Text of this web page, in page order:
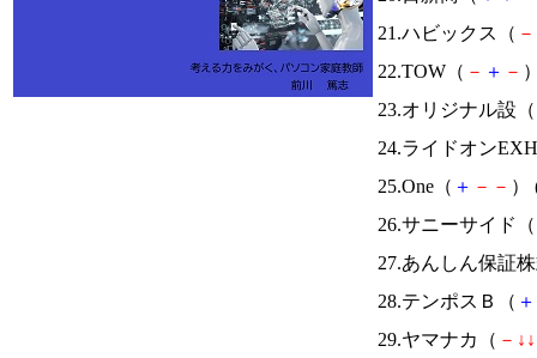
21.ハビックス（ －
22.TOW（ － ＋ －
23.オリジナル設（
24.ライドオン
25.One（ ＋ － － ）
26.サニーサイド（
27.あんしん保証
28.テンポスＢ（ ＋
29.ヤマナカ（ － ↓ ↓